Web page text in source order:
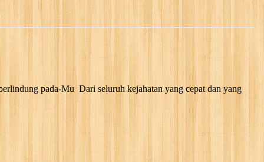
pada-Mu Dari seluruh kejahatan yang cepat dan yang